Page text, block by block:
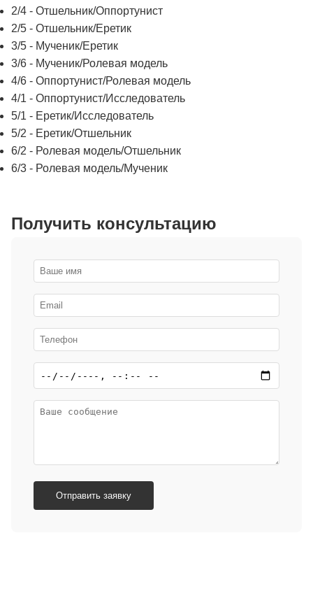
2/4 - Отшельник/Оппортунист
2/5 - Отшельник/Еретик
3/5 - Мученик/Еретик
3/6 - Мученик/Ролевая модель
4/6 - Оппортунист/Ролевая модель
4/1 - Оппортунист/Исследователь
5/1 - Еретик/Исследователь
5/2 - Еретик/Отшельник
6/2 - Ролевая модель/Отшельник
6/3 - Ролевая модель/Мученик
Получить консультацию
Отправить заявку